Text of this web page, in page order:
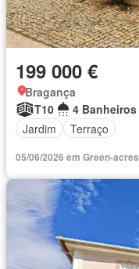
199 000 €
Bragança
T10
4 Banheiros
Jardim
Terraço
05/06/2026 em Green-acres